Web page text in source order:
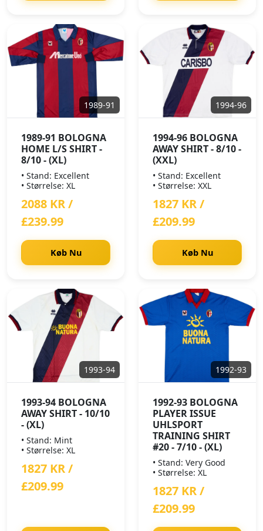
1989-91
1989-91 BOLOGNA
HOME L/S SHIRT -
8/10 - (XL)
• Stand: Excellent
• Størrelse: XL
2088 KR /
£239.99
Køb Nu
1994-96
1994-96 BOLOGNA
AWAY SHIRT - 8/10 -
(XXL)
• Stand: Excellent
• Størrelse: XXL
1827 KR /
£209.99
Køb Nu
1993-94
1993-94 BOLOGNA
AWAY SHIRT - 10/10
- (XL)
• Stand: Mint
• Størrelse: XL
1827 KR /
£209.99
1992-93
1992-93 BOLOGNA
PLAYER ISSUE
UHLSPORT
TRAINING SHIRT
#20 - 7/10 - (XL)
• Stand: Very Good
• Størrelse: XL
1827 KR /
£209.99